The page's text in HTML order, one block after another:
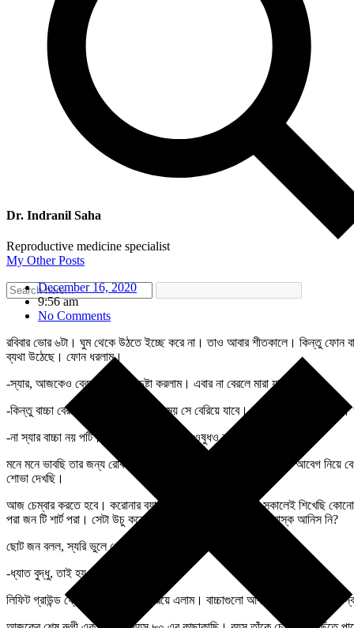
Dr. Indranil Saha
Reproductive medicine specialist
My Other Posts
December 16, 2020
9:56 am
No Comments
রবিবার ভোর ৬টা। ঘুম থেকে উঠতে ইচ্ছে করে না। তাও আবার শীতকালে। কিন্তু ফোন
ব্যথা উঠেছে। ফোন ধরলাম।
-স্যার, আজকেও বেরল না। কত চেষ্টা করলাম। এবার না বেরলে মারা যাব।
-কিন্তু বাচ্চা বেরনোর সময় আছে। ঠিক সময় সে বেরিয়ে যাবে। না হলে সিজার করে
-না স্যার বাচ্চা নয় পটি। ৩ দিন হয়নি। আপনার ওষুধও কাজ করছে না।
মনে মনে ভাবছি তার জন্য রোববার ভোর ৬ টায় ফোন। কিন্তু মা জননী এত আবেগ নিয়ে
শোভা দেখছি।
আজ চেম্বার করতে হবে। করোনার ব্যাকলগ ক্লিয়ার করতে হবে। সকালেই শিখেছি
পরা জন টি শার্ট পরা। সেটা উচু করে নাক, মুখ ঢেকে বলল, তুই আমার মাস্ক আনিস নি?
ছোট জন বলল, স্যরি ভুলে গেছি। তুই আমারটা পরে নে।
-ধ্যাত বুদ্ধু, তাই হয় নাকি!
লিফিট গ্রাউন্ড ফ্লোরে থামলে আমি বেরিয়ে এলাম। বাচ্চাগুলো আবার ওপরে উঠে গেল